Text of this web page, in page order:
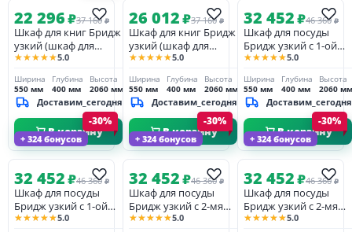
22 296₽37 160 ₽
Шкаф для книг Бридж
узкий (шкаф для
посуды 00) белый лак
★★★★★5.0
Ширина
550 мм
Глубина
400 мм
Высота
2060 мм
Доставим_сегодня
В корзину
26 012₽37 160 ₽
Шкаф для книг Бридж
узкий (шкаф для
посуды 00) браун
★★★★★5.0
Ширина
550 мм
Глубина
400 мм
Высота
2060 мм
Доставим_сегодня
В корзину
32 452₽46 360 ₽
Шкаф для посуды
Бридж узкий с 1-ой
стеклянной дверью и
браун/белый лак
★★★★★5.0
Ширина
550 мм
Глубина
400 мм
Высота
2060 мм
Доставим_сегодня
В корзину
+ 324 бонусов
-30%
32 452₽46 360 ₽
Шкаф для посуды
Бридж узкий с 1-ой
стеклянной дверью и
★★★★★5.0
+ 324 бонусов
-30%
32 452₽46 360 ₽
Шкаф для посуды
Бридж узкий с 2-мя
стеклянными
★★★★★5.0
+ 324 бонусов
-30%
32 452₽46 360 ₽
Шкаф для посуды
Бридж узкий с 2-мя
стеклянными
★★★★★5.0